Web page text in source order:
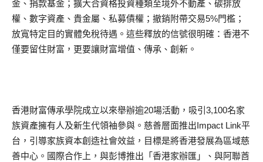
金、捐款基金；擴大合資格投資種類至境外不動產、碳排放
權、數字資產、貴金屬、私募債權；撤銷附帶交易5%門檻；
放寬特定目的實體免稅待遇。這些釋放的信號很明確：香港不
僅要留住財富，更要讓財富增值、傳承、創新。
香港財富傳承學院成立以來舉辦逾20場活動，吸引3,100名家
族資產擁有人及新生代領袖參與。慈善層面推出Impact Link平
台，引導家族資本創造社會效益，目標是將香港發展為區域慈
善中心。國際合作上，與彭博推出「香港家辦匯」、與阿聯酋